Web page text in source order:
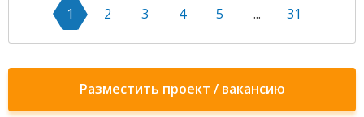
1 2 3 4 5 ... 31
Разместить проект / вакансию